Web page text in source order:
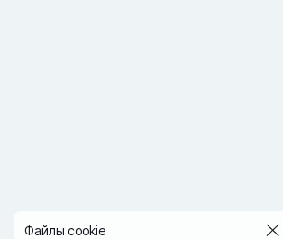
Файлы cookie